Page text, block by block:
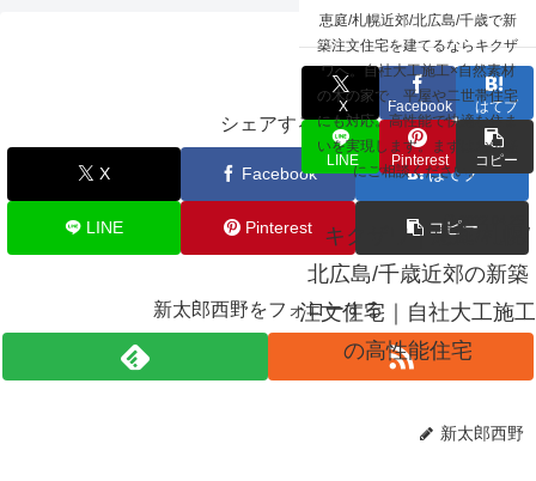
恵庭/札幌近郊/北広島/千歳で新
築注文住宅を建てるならキクザ
ワへ。自社大工施工×自然素材
の木の家で、平屋や二世帯住宅
にも対応。高性能で快適な住ま
いを実現します。まずはお気軽
にご相談ください。
キクザワ｜恵庭/札幌/
北広島/千歳近郊の新築
注文住宅｜自社大工施工
の高性能住宅
☰
取材記事掲載
X Facebook はてブ
LINE Pinterest コピー
2022.04.25
シェアする
X Facebook はてブ
LINE Pinterest コピー
新太郎西野をフォローする
新太郎西野